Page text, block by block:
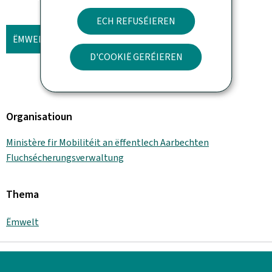
ECH REFUSÉIEREN
D'COOKIË GERÉIEREN
ËMWELTERKLÄRUNG 2025
Organisatioun
Ministère fir Mobilitéit an ëffentlech Aarbechten
Fluchsécherungsverwaltung
Thema
Ëmwelt